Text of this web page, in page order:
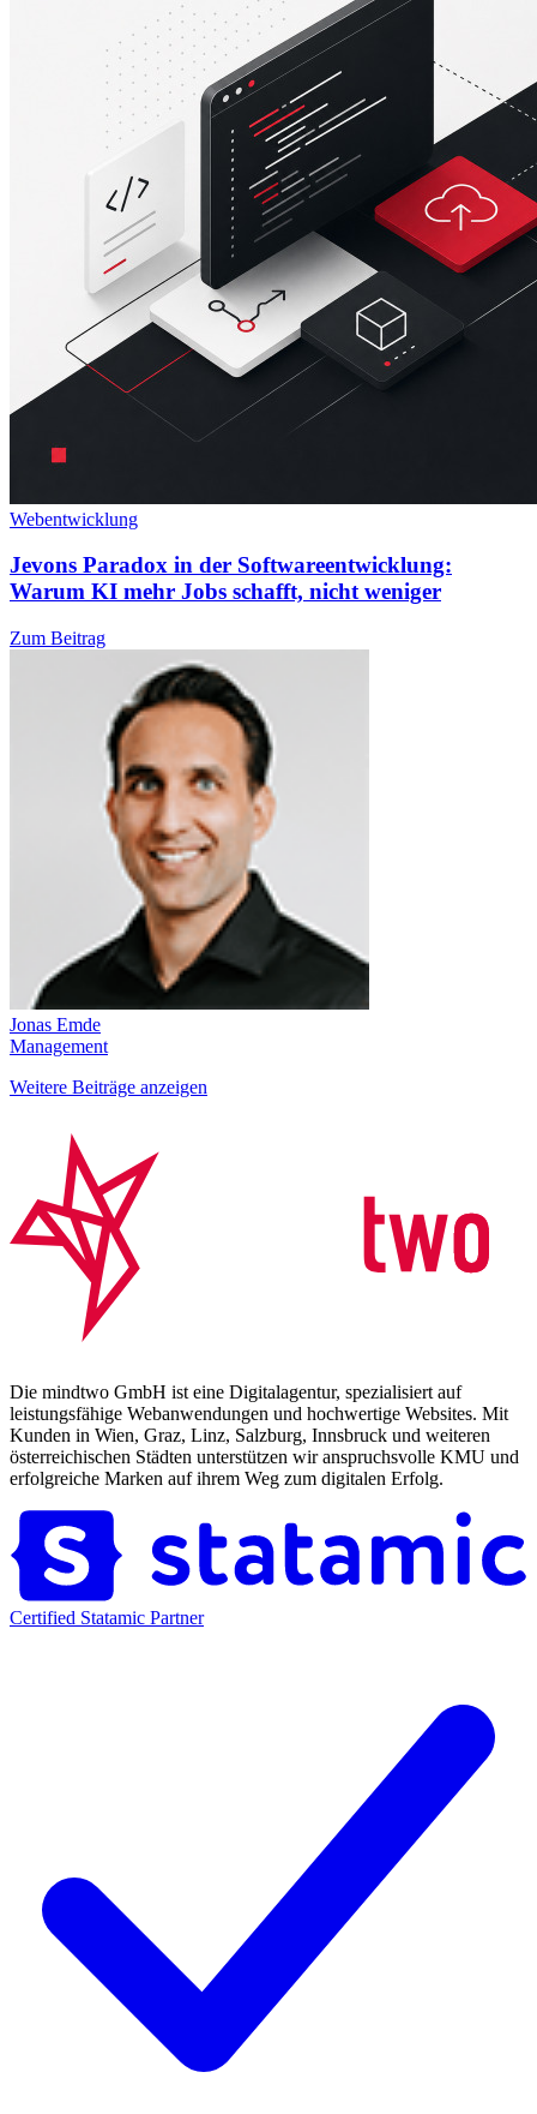
Webentwicklung
Jevons Paradox in der Softwareentwicklung:
Warum KI mehr Jobs schafft, nicht weniger
Zum Beitrag
Jonas Emde
Management
Weitere Beiträge anzeigen
Die mindtwo GmbH ist eine Digitalagentur, spezialisiert auf
leistungsfähige Webanwendungen und hochwertige Websites. Mit
Kunden in Wien, Graz, Linz, Salzburg, Innsbruck und weiteren
österreichischen Städten unterstützen wir anspruchsvolle KMU und
erfolgreiche Marken auf ihrem Weg zum digitalen Erfolg.
Certified Statamic Partner